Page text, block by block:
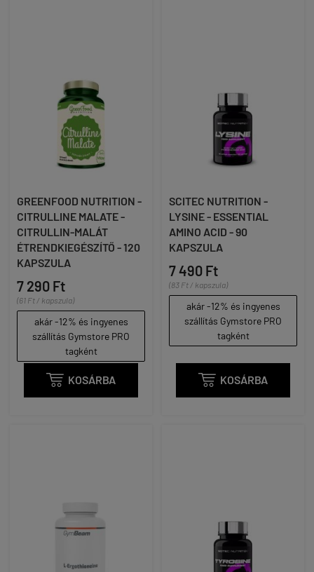
GREENFOOD NUTRITION -
CITRULLINE MALATE -
CITRULLIN-MALÁT
ÉTRENDKIEGÉSZÍTŐ - 120
KAPSZULA
7 290 Ft
(61 Ft / kapszula)
akár -12% és ingyenes
szállítás Gymstore PRO
tagként
 KOSÁRBA
SCITEC NUTRITION -
LYSINE - ESSENTIAL
AMINO ACID - 90
KAPSZULA
7 490 Ft
(83 Ft / kapszula)
akár -12% és ingyenes
szállítás Gymstore PRO
tagként
 KOSÁRBA